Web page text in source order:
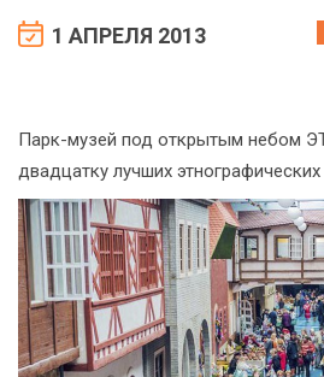
1 АПРЕЛЯ 2013
Парк-музей под открытым небом
двадцатку лучших